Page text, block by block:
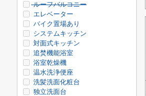
ルーフバルコニー
エレベーター
バイク置場あり
システムキッチン
対面式キッチン
追焚機能浴室
浴室乾燥機
温水洗浄便座
洗髪洗面化粧台
独立洗面台